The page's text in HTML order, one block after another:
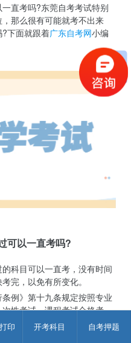
印 开考科目 自考押题
直考吗?东莞自考考试特别
那么很有可能就考不出来
下面就跟着广东自考网小编
可以一直考吗?
科目可以一直考，没有时间
完，以免有所变化。
例》第十九条规定按照专业
性考试。课程考试合格者，
分。不及格者，可参加下一
加某一科目的考试时没有考